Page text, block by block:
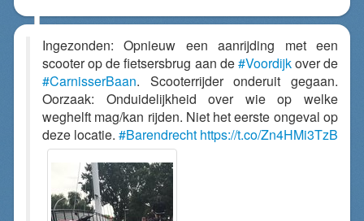
Ingezonden: Opnieuw een aanrijding met een
scooter op de fietsersbrug aan de#Voordijkover de
#CarnisserBaan. Scooterrijder onderuit gegaan.
Oorzaak: Onduidelijkheid over wie op welke
weghelft mag/kan rijden. Niet het eerste ongeval op
deze locatie. #Barendrecht https://t.co/Zn4HMi3TzB